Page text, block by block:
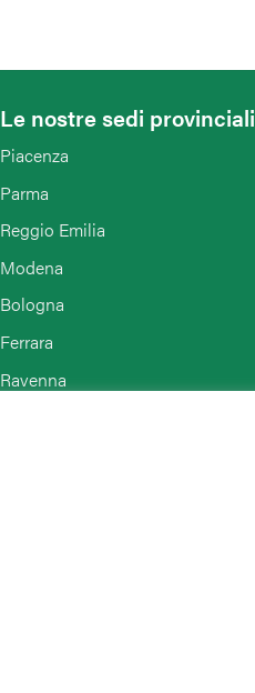
Le nostre sedi provinciali
Piacenza
Parma
Reggio Emilia
Modena
Bologna
Ferrara
Ravenna